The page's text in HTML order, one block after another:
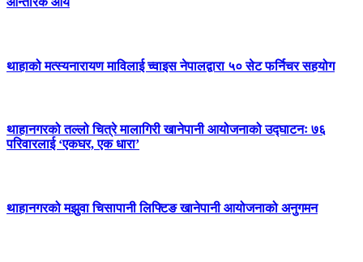
थाहाको मत्स्यनारायण माविलाई च्वाइस नेपालद्वारा ५० सेट फर्निचर सहयोग
थाहानगरको तल्लो चित्रे मालागिरी खानेपानी आयोजनाको उद्घाटनः ७६
परिवारलाई ‘एकघर, एक धारा’
थाहानगरको मझुवा चिसापानी लिफ्टिङ खानेपानी आयोजनाको अनुगमन